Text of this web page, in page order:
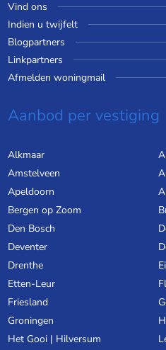
Vind ons
Indien u twijfelt
Blogpartners
Linkpartners
Afmelden woningmail
Aanbod per vestiging
Alkmaar
Amstelveen
Apeldoorn
Bergen op Zoom
Den Bosch
Deventer
Drenthe
Etten-Leur
Friesland
Groningen
Het Gooi | Hilversum